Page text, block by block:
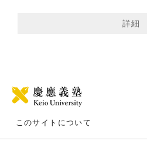
詳細
このサイトについて